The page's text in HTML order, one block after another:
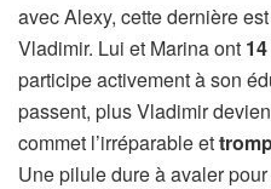
avec Alexy, cette dernière
Vladimir. Lui et Marina ont
participe activement à son
passent, plus Vladimir
commet l’irréparable et
Une pilule dure à avaler